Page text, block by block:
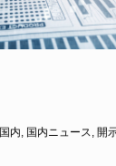
国内, 国内ニュース, 開